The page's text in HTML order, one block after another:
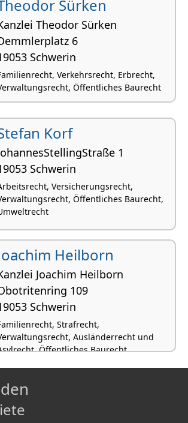
Sürken
Theodor Sürken
6
Schwerin
Verkehrsrecht, Erbrecht,
Öffentliches Baurecht
Korf
1
Schwerin
Versicherungsrecht,
Öffentliches Baurecht,
Heilborn
Joachim Heilborn
109
Schwerin
Strafrecht,
Ausländerrecht und
Öffentliches Baurecht